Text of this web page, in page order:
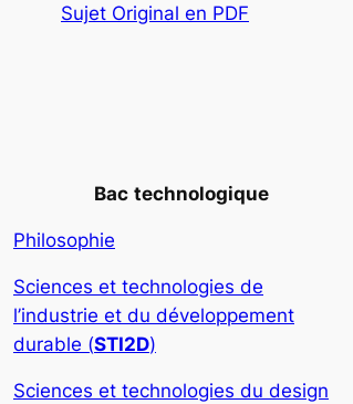
Sujet Original en PDF
Bac technologique
Philosophie
Sciences et technologies de
l’industrie et du développement
durable (STI2D)
Sciences et technologies du design